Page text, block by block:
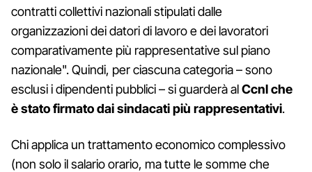
contratti collettivi nazionali stipulati dalle
organizzazioni dei datori di lavoro e dei lavoratori
comparativamente più rappresentative sul piano
nazionale". Quindi, per ciascuna categoria – sono
esclusi i dipendenti pubblici – si guarderà alCcnl che
è stato firmato dai sindacati più rappresentativi.
Chi applica un trattamento economico complessivo
(non solo il salario orario, ma tutte le somme che